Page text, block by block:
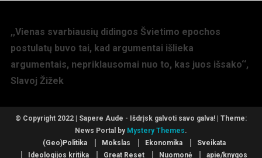
,,Vienas svarbiausių didingos Švietimo epochos
postulatų buvo tai, kad argumentai išlieka
argumentais, nepriklausomai nuo to, kas juos išsako‘‘,
Slavoj Žižek
© Copyright 2022 | Sapere Aude - Išdrįsk galvoti savo galva!
Theme:
News Portal by Mystery Themes.
(Geo)Politika
Mokslas Ekonomika
Sveikata
Ideologijos kritika
Great Reset Nuomonė apie/knygos